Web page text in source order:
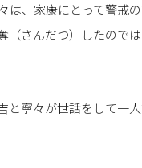
は、家康にとって警
（さんだつ）したので
と寧々が世話をして一